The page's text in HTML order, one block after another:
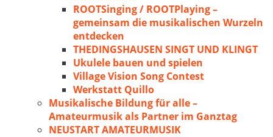
ROOTSinging / ROOTPlaying –
gemeinsam die musikalischen Wurzeln
entdecken
THEDINGSHAUSEN SINGT UND KLINGT
Ukulele bauen und spielen
Village Vision Song Contest
Werkstatt Quillo
Musikalische Bildung für alle –
Amateurmusik als Partner im Ganztag
NEUSTART AMATEURMUSIK